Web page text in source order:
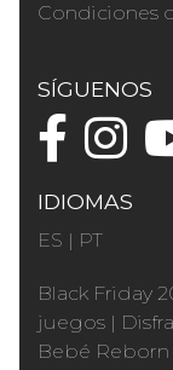
Condiciones
SÍGUENOS
IDIOMAS
ES | PT
Black Friday
juegos |
Bebé Reborn